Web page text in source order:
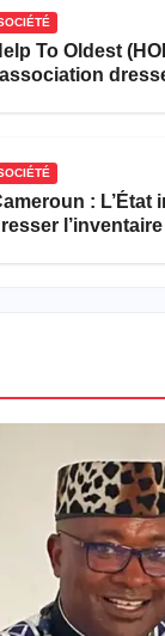
To Oldest
: L’État